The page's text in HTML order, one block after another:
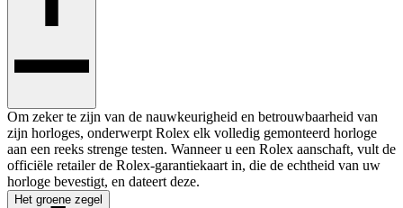
Om zeker te zijn van de nauwkeurigheid en betrouwbaarheid van
zijn horloges, onderwerpt Rolex elk volledig gemonteerd horloge
aan een reeks strenge testen. Wanneer u een Rolex aanschaft, vult de
officiële retailer de Rolex-garantiekaart in, die de echtheid van uw
horloge bevestigt, en dateert deze.
Het groene ­zegel